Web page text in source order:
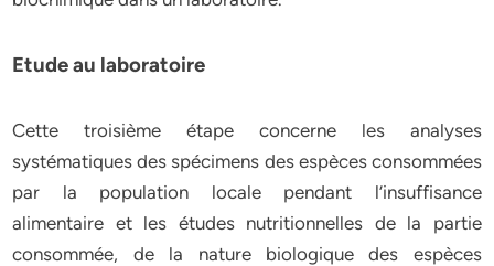
Etude au laboratoire
Cette troisième étape concerne les analyses
systématiques des spécimens des espèces consommées
par la population locale pendant l’insuffisance
alimentaire et les études nutritionnelles de la partie
consommée, de la nature biologique des espèces